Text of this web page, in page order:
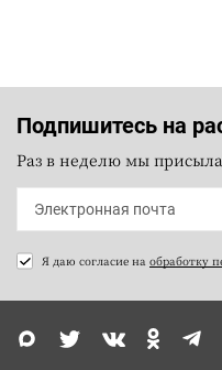
Подпишитесь на
Раз в неделю мы
Я даю согласие на обработку